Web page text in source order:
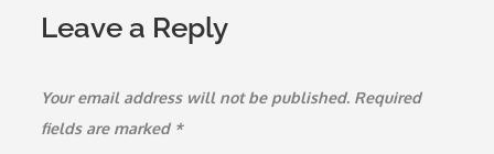
Leave a Reply
Your email address will not be published. Required
fields are marked *